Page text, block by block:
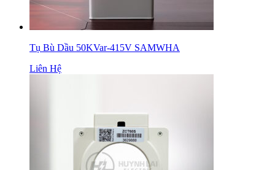
Tụ Bù Dầu 50KVar-415V SAMWHA
Liên Hệ